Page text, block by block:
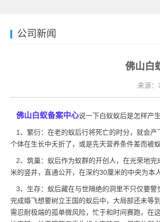
公司新闻
佛山白
来源：
佛山白蚁备案中心说一下白蚁蚁后是怎样产
1、繁衍：在老的蚁后行将死亡的时分，就会产
个体在生长中夭折了，或是先天营养条件差而被
2、筑巢：蚁后作为蚁群的开创人，在光荣地
米的竖井，直通公开，在深约30厘米的中央为本
3、生存：蚁后藏在与世隔绝的洞里不只仅要警
完成婚飞想要树立王国的蚁后中，大局部还未等
需忍耐极端的孤单微风险，忙于和时间赛跑，在